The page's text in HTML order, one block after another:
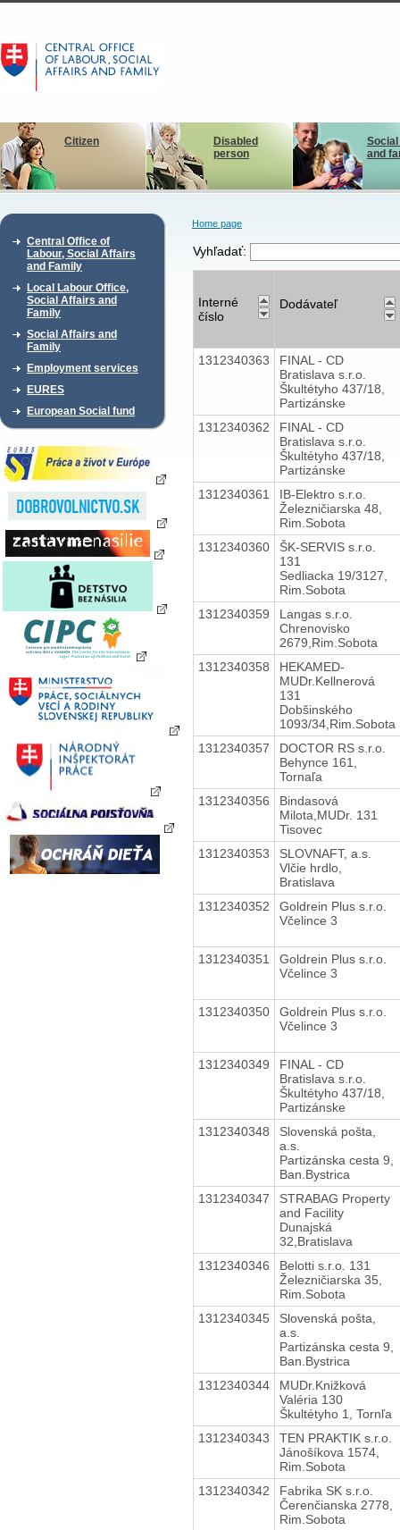
Citizen
Disabled
person
and
Central Office of
Labour, Social Affairs
and Family
Local Labour Office,
Social Affairs and
Family
Social Affairs and
Family
Employment services
EURES
European Social fund
Home page
Vyhľadať:
Interné
číslo
Dodávateľ
1312340363
FINAL - CD
Bratislava s.r.o.
Škultétyho 437/18,
Partizánske
1312340362
FINAL - CD
Bratislava s.r.o.
Škultétyho 437/18,
Partizánske
1312340361
IB-Elektro s.r.o.
Železničiarska 48,
Rim.Sobota
1312340360
ŠK-SERVIS s.r.o.
131
Sedliacka 19/3127,
Rim.Sobota
1312340359
Langas s.r.o.
Chrenovisko
2679,Rim.Sobota
1312340358
HEKAMED-
MUDr.Kellnerová
131
Dobšinského
1093/34,Rim.Sobota
1312340357
DOCTOR RS s.r.o.
Behynce 161,
Tornaľa
1312340356
Bindasová
Milota,MUDr. 131
Tisovec
1312340353
SLOVNAFT, a.s.
Vlčie hrdlo,
Bratislava
1312340352
Goldrein Plus s.r.o.
Včelince 3
1312340351
Goldrein Plus s.r.o.
Včelince 3
1312340350
Goldrein Plus s.r.o.
Včelince 3
1312340349
FINAL - CD
Bratislava s.r.o.
Škultétyho 437/18,
Partizánske
1312340348
Slovenská pošta,
a.s.
Partizánska cesta 9,
Ban.Bystrica
1312340347
STRABAG Property
and Facility
Dunajská
32,Bratislava
1312340346
Belotti s.r.o. 131
Železničiarska 35,
Rim.Sobota
1312340345
Slovenská pošta,
a.s.
Partizánska cesta 9,
Ban.Bystrica
1312340344
MUDr.Knižková
Valéria 130
Škultétyho 1, Tornľa
1312340343
TEN PRAKTIK s.r.o.
Jánošíkova 1574,
Rim.Sobota
1312340342
Fabrika SK s.r.o.
Čerenčianska 2778,
Rim.Sobota